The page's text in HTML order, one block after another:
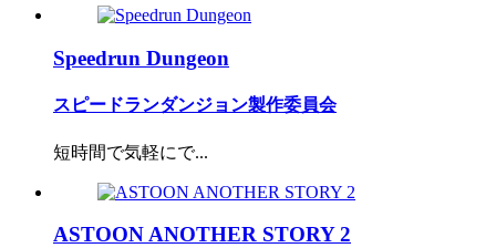
Speedrun Dungeon
スピードランダンジョン製作委員会
短時間で気軽にで...
ASTOON ANOTHER STORY 2